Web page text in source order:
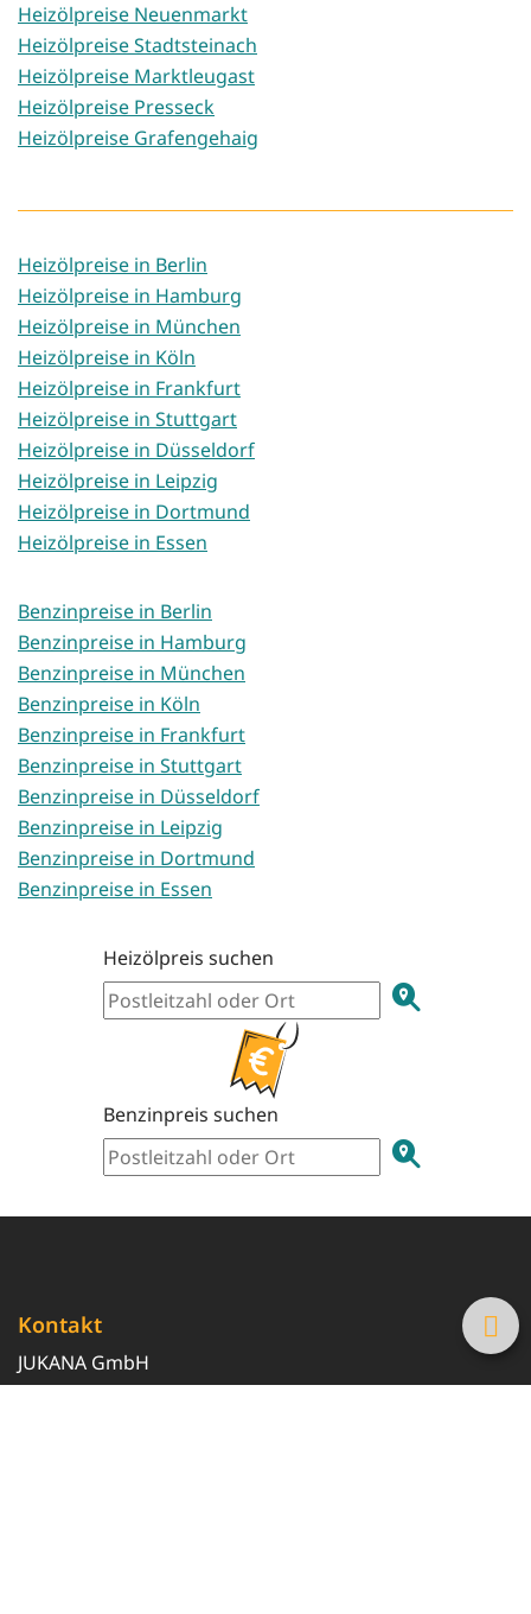
Heizölpreise Neuenmarkt
Heizölpreise Stadtsteinach
Heizölpreise Marktleugast
Heizölpreise Presseck
Heizölpreise Grafengehaig
Heizölpreise in Berlin
Heizölpreise in Hamburg
Heizölpreise in München
Heizölpreise in Köln
Heizölpreise in Frankfurt
Heizölpreise in Stuttgart
Heizölpreise in Düsseldorf
Heizölpreise in Leipzig
Heizölpreise in Dortmund
Heizölpreise in Essen
Benzinpreise in Berlin
Benzinpreise in Hamburg
Benzinpreise in München
Benzinpreise in Köln
Benzinpreise in Frankfurt
Benzinpreise in Stuttgart
Benzinpreise in Düsseldorf
Benzinpreise in Leipzig
Benzinpreise in Dortmund
Benzinpreise in Essen
Heizölpreis suchen
Benzinpreis suchen
Kontakt
JUKANA GmbH